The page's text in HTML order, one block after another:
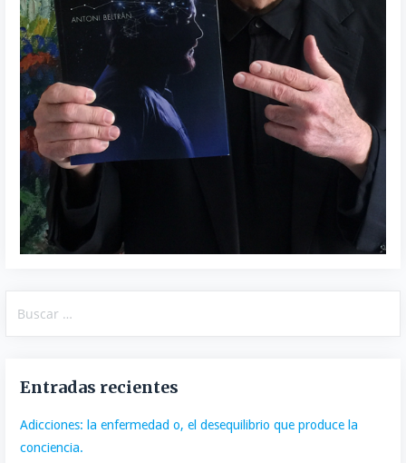
Entradas recientes
Adicciones: la enfermedad o, el desequilibrio que produce la
conciencia.